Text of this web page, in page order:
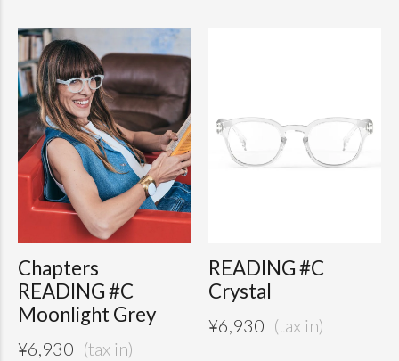
Chapters
READING #C
Moonlight Grey
¥6,930
READING #C
Crystal
¥6,930